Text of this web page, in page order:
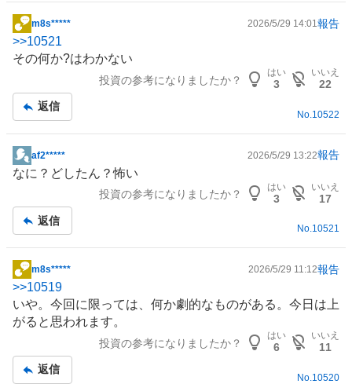
掲
示
板
m8s***** 2026/5/29 14:01報告
>>10521
その何か?はわかない
投資の参考になりましたか？
はい
3
いいえ
22
返信
No. 10522
掲
示
事
af2***** 2026/5/29 13:22報告
なに？どしたん？怖い
投資の参考になりましたか？
はい
3
いいえ
17
返信
No.10521
掲
示
板
記
m8s***** 2026/5/29 11:12報告
>>10519
いや。今回に限っては、何か劇的なものがある。今日は上
がると思われます。
投資の参考になりましたか？
はい
6
いいえ
11
返信
No. 10520